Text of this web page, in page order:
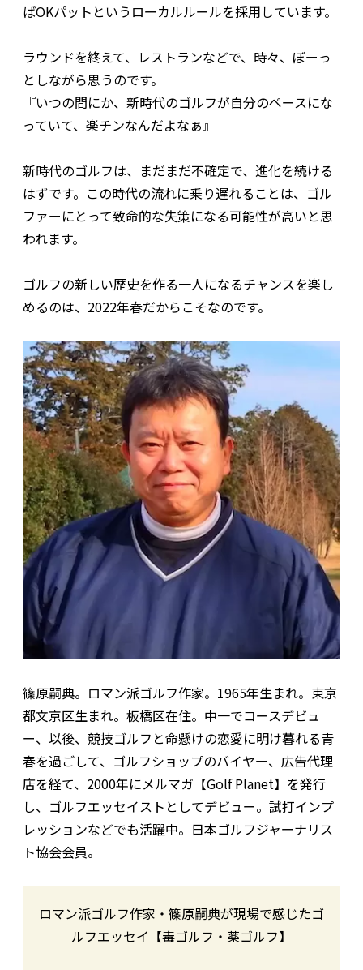
ばOKパットというローカルルールを採用しています。
ラウンドを終えて、レストランなどで、時々、ぼーっ
としながら思うのです。
『いつの間にか、新時代のゴルフが自分のペースにな
っていて、楽チンなんだよなぁ』
新時代のゴルフは、まだまだ不確定で、進化を続ける
はずです。この時代の流れに乗り遅れることは、ゴル
ファーにとって致命的な失策になる可能性が高いと思
われます。
ゴルフの新しい歴史を作る一人になるチャンスを楽し
めるのは、2022年春だからこそなのです。
篠原嗣典。ロマン派ゴルフ作家。1965年生まれ。東京
都文京区生まれ。板橋区在住。中一でコースデビュ
ー、以後、競技ゴルフと命懸けの恋愛に明け暮れる青
春を過ごして、ゴルフショップのバイヤー、広告代理
店を経て、2000年にメルマガ【Golf Planet】を発行
し、ゴルフエッセイストとしてデビュー。試打インプ
レッションなどでも活躍中。日本ゴルフジャーナリス
ト協会会員。
ロマン派ゴルフ作家・篠原嗣典が現場で感じたゴ
ルフエッセイ【毒ゴルフ・薬ゴルフ】